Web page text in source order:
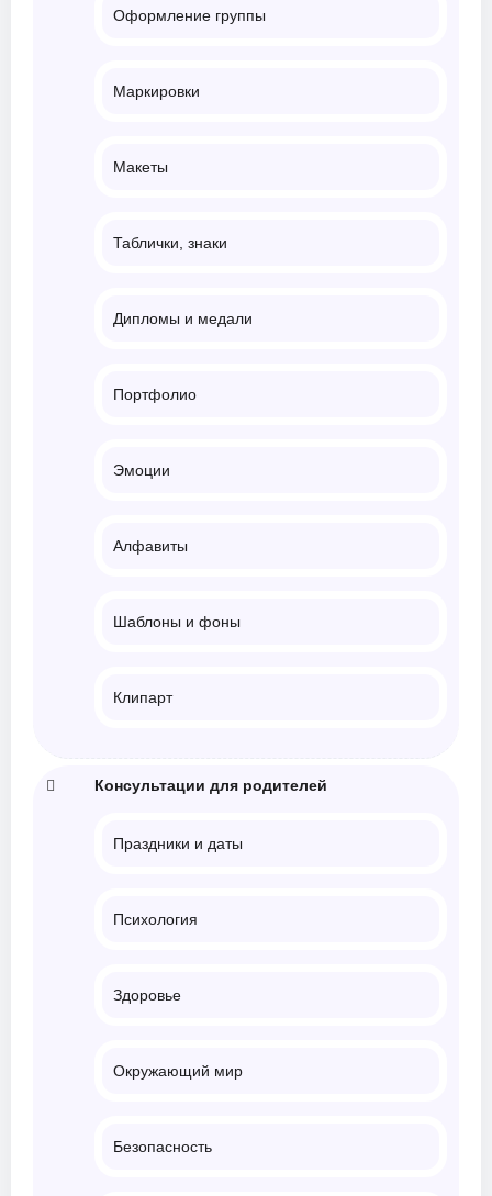
Оформление группы
Маркировки
Макеты
Таблички, знаки
Дипломы и медали
Портфолио
Эмоции
Алфавиты
Шаблоны и фоны
Клипарт
Консультации для родителей
Праздники и даты
Психология
Здоровье
Окружающий мир
Безопасность